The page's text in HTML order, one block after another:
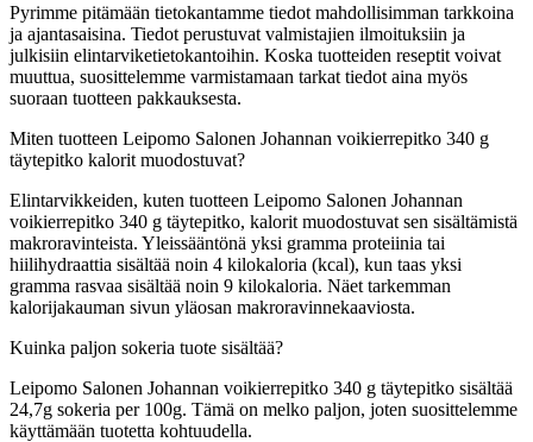
Pyrimme pitämään tietokantamme tiedot mahdollisimman tarkkoina
ja ajantasaisina. Tiedot perustuvat valmistajien ilmoituksiin ja
julkisiin elintarviketietokantoihin. Koska tuotteiden reseptit voivat
muuttua, suosittelemme varmistamaan tarkat tiedot aina myös
suoraan tuotteen pakkauksesta.
Miten tuotteen Leipomo Salonen Johannan voikierrepitko 340 g
täytepitko kalorit muodostuvat?
Elintarvikkeiden, kuten tuotteen Leipomo Salonen Johannan
voikierrepitko 340 g täytepitko, kalorit muodostuvat sen sisältämistä
makroravinteista. Yleissääntönä yksi gramma proteiinia tai
hiilihydraattia sisältää noin 4 kilokaloria (kcal), kun taas yksi
gramma rasvaa sisältää noin 9 kilokaloria. Näet tarkemman
kalorijakauman sivun yläosan makroravinnekaaviosta.
Kuinka paljon sokeria tuote sisältää?
Leipomo Salonen Johannan voikierrepitko 340 g täytepitko sisältää
24,7g sokeria per 100g. Tämä on melko paljon, joten suosittelemme
käyttämään tuotetta kohtuudella.